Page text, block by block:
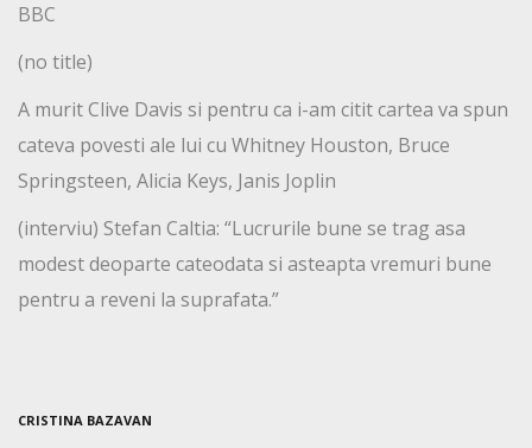
BBC
(no title)
A murit Clive Davis si pentru ca i-am citit cartea va spun
cateva povesti ale lui cu Whitney Houston, Bruce
Springsteen, Alicia Keys, Janis Joplin
(interviu) Stefan Caltia: “Lucrurile bune se trag asa
modest deoparte cateodata si asteapta vremuri bune
pentru a reveni la suprafata.”
CRISTINA BAZAVAN